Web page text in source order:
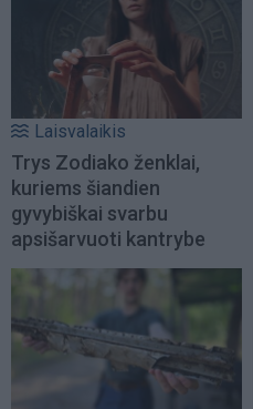
Laisvalaikis
Trys Zodiako ženklai,
kuriems šiandien
gyvybiškai svarbu
apsišarvuoti kantrybe